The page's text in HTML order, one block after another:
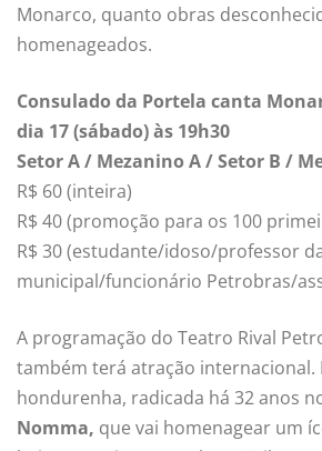
Monarco, quanto obras
homenageados.
Consulado da Portela canta
dia 17 (sábado) às 19h30
Setor A / Mezanino A / Setor B /
R$ 60 (inteira)
R$ 40 (promoção para os 100
R$ 30 (estudante/idoso/professor
municipal/funcionário Petrobras/
A programação do Teatro Rival
também terá atração internacional.
hondurenha, radicada há 32 anos
Nomma, que vai homenagear um